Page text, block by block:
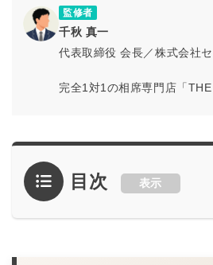
しています。
監修者
千秋 真一
代表取締役 会長／株式会社
完全1対1の相席専門店「
舗を展開する「相席屋」、
出会いのテーマにした事業
多様な出会いの形を創出し、
目次 表示